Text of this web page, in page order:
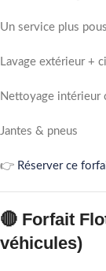
Un service plus
Lavage extérieur +
Nettoyage intérieur
Jantes & pneus
👉 Réserver ce
🔴 Forfait
véhicules)